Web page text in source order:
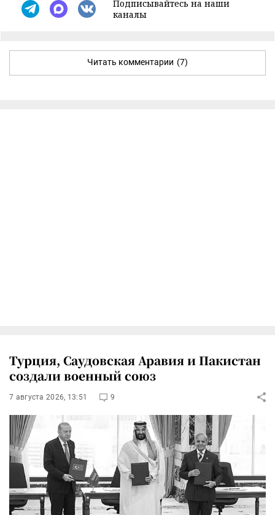
Подписывайтесь на наши
каналы
Читать комментарии (7)
Турция, Саудовская Аравия и Пакистан
создали военный союз
7 августа 2026, 13:51 9